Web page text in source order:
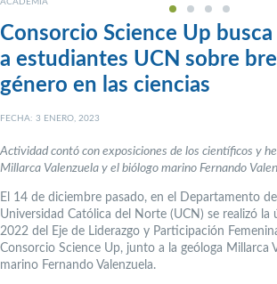
ACADEMIA
Consorcio Science Up
a estudiantes UCN sobre
género en las ciencias
FECHA: 3 ENERO, 2023
Actividad contó con exposiciones de los científicos y
Millarca Valenzuela y el biólogo marino Fernando
El 14 de diciembre pasado, en el Departamento
Universidad Católica del Norte (UCN) se realizó la
2022 del Eje de Liderazgo y Participación
Consorcio Science Up, junto a la geóloga Millarca
marino Fernando Valenzuela.